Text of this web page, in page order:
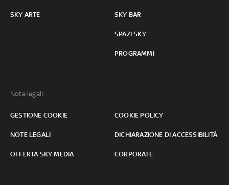
SKY ARTE SKY BAR
SPAZI SKY
PROGRAMMI
Note legali:
GESTIONE COOKIE COOKIE POLICY
NOTE LEGALI DICHIARAZIONE DI ACCESSIBILITÀ
OFFERTA SKY MEDIA CORPORATE